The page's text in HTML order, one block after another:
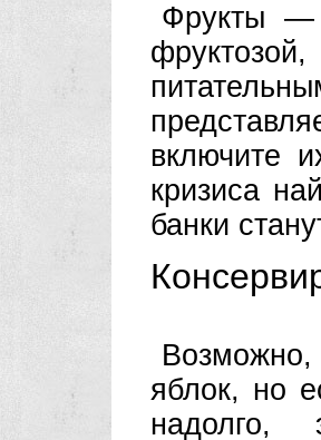
Фрукты —
включите
кризиса
банки
Возможно,
яблок, но